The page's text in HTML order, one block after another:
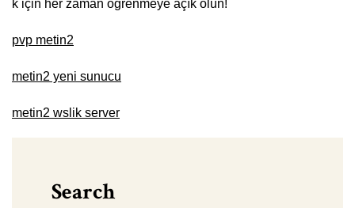
k için her zaman öğrenmeye açık olun!
pvp metin2
metin2 yeni sunucu
metin2 wslik server
Search